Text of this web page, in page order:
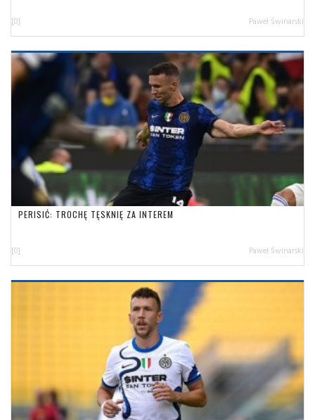
[0] Paweł Świnarski
PERISIĆ: TROCHĘ TĘSKNIĘ ZA INTEREM
[0] Paweł Świnarski